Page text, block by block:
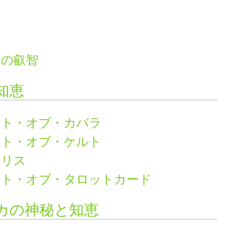
叡智
恵
・オブ・カバラ
・オブ・ケルト
ス
・オブ・タロットカード
の神秘と知恵